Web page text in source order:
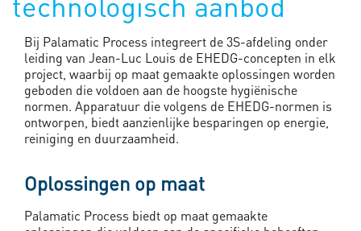
Bij Palamatic Process integreert de 3S-afdeling onder
leiding van Jean-Luc Louis de EHEDG-concepten in elk
project, waarbij op maat gemaakte oplossingen worden
geboden die voldoen aan de hoogste hygiënische
normen. Apparatuur die volgens de EHEDG-normen is
ontworpen, biedt aanzienlijke besparingen op energie,
reiniging en duurzaamheid.
Oplossingen op maat
Palamatic Process biedt op maat gemaakte